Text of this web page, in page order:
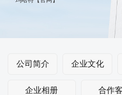
公司简介 企业文化
企业相册 合作